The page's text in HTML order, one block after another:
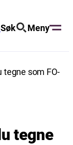
Søk Meny
tegne som FO-
tegne